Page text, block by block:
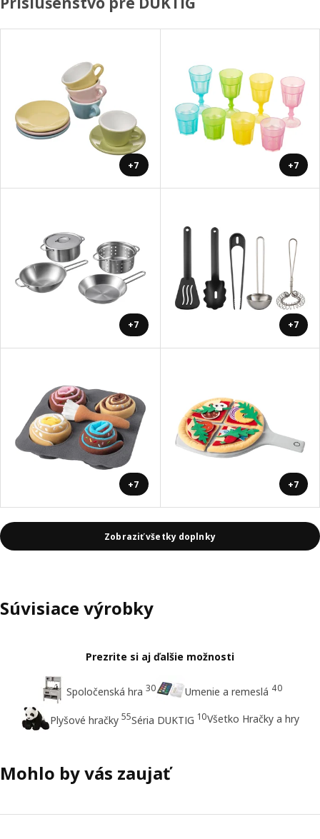
+7 +7
+7 +7
+7 +7
Zobraziť všetky doplnky
Súvisiace výrobky
Prezrite si aj ďalšie možnosti
Spoločenská hra 30 Umenie a remeslá 40
Plyšové hračky 55Séria DUKTIG 10Všetko Hračky a hry
Mohlo by vás zaujať